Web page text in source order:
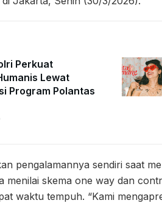
Perkuat
Lewat
Program Polantas
pengalamannya sendiri saat
menilai skema one way dan
waktu tempuh. “Kami